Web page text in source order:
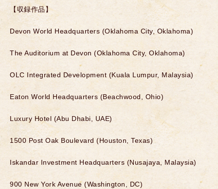
【収録作品】
Devon World Headquarters (Oklahoma City, Oklahoma)
The Auditorium at Devon (Oklahoma City, Oklahoma)
OLC Integrated Development (Kuala Lumpur, Malaysia)
Eaton World Headquarters (Beachwood, Ohio)
Luxury Hotel (Abu Dhabi, UAE)
1500 Post Oak Boulevard (Houston, Texas)
Iskandar Investment Headquarters (Nusajaya, Malaysia)
900 New York Avenue (Washington, DC)